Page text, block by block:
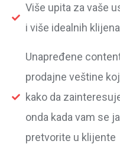
Više upita za vaše
i više idealnih
Unapređene
prodajne veštine
kako da
onda kada vam se
pretvorite u klijente